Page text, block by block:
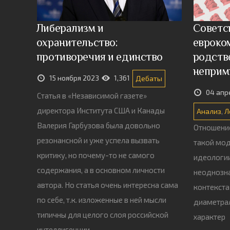
Либерализм и
охранительство:
противоречия и единство
15 ноября 2023 1,361 Дебаты
Статья в «Независимой газете»
директора Института США и Канады
Валерия Гарбузова была довольно
резонансной и уже успела вызвать
критику, но почему-то не самого
содержания, а в основном личности
автора. Но статья очень интересна сама
по себе, т.к. изложенные в ней мысли
типичны для целого слоя российской
04
Анализ,
такой
характер